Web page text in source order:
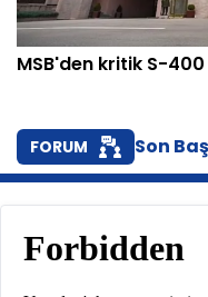
MSB'den kritik S-
FORUM Son